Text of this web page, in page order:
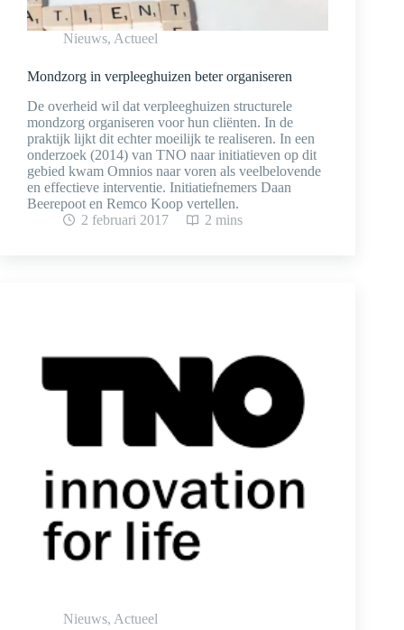
Nieuws, Actueel
Mondzorg in verpleeghuizen beter organiseren
De overheid wil dat verpleeghuizen structurele
mondzorg organiseren voor hun cliënten. In de
praktijk lijkt dit echter moeilijk te realiseren. In een
onderzoek (2014) van TNO naar initiatieven op dit
gebied kwam Omnios naar voren als veelbelovende
en effectieve interventie. Initiatiefnemers Daan
Beerepoot en Remco Koop vertellen.
2 februari 2017
2 mins
Nieuws, Actueel